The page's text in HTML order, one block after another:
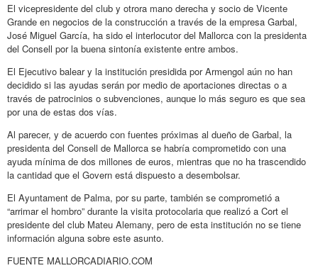
El vicepresidente del club y otrora mano derecha y socio de Vicente
Grande en negocios de la construcción a través de la empresa Garbal,
José Miguel García, ha sido el interlocutor del Mallorca con la presidenta
del Consell por la buena sintonía existente entre ambos.
El Ejecutivo balear y la institución presidida por Armengol aún no han
decidido si las ayudas serán por medio de aportaciones directas o a
través de patrocinios o subvenciones, aunque lo más seguro es que sea
por una de estas dos vías.
Al parecer, y de acuerdo con fuentes próximas al dueño de Garbal, la
presidenta del Consell de Mallorca se habría comprometido con una
ayuda mínima de dos millones de euros, mientras que no ha trascendido
la cantidad que el Govern está dispuesto a desembolsar.
El Ayuntament de Palma, por su parte, también se comprometió a
“arrimar el hombro” durante la visita protocolaria que realizó a Cort el
presidente del club Mateu Alemany, pero de esta institución no se tiene
información alguna sobre este asunto.
FUENTE MALLORCADIARIO.COM